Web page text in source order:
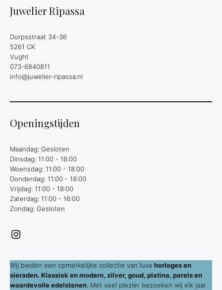
Juwelier Ripassa
Dorpsstraat 34-36
5261 CK
Vught
073-6840811
info@juwelier-ripassa.nl
Openingstijden
Maandag: Gesloten
Dinsdag: 11:00 - 18:00
Woensdag: 11:00 - 18:00
Donderdag: 11:00 - 18:00
Vrijdag: 11:00 - 18:00
Zaterdag: 11:00 - 16:00
Zondag: Gesloten
Instagram
Wij bieden een opmerkelijke collectie van luxe horloges en
sieraden. Klassiek en modern, zilver, goud, platina, parels en
waardevolle edelstenen . Met veel plezier bezoeken wij elk jaar